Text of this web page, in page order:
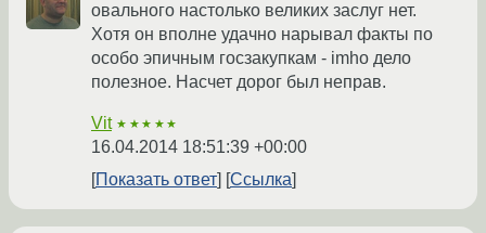
овального настолько великих заслуг нет.
Хотя он вполне удачно нарывал факты по
особо эпичным госзакупкам - imho дело
полезное. Насчет дорог был неправ.
Vit ★★★★★
16.04.2014 18:51:39 +00:00
Показать ответ
Ссылка